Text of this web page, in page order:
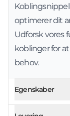
optimerer dit
Udforsk vores
koblingerfor
behov.
Egenskaber